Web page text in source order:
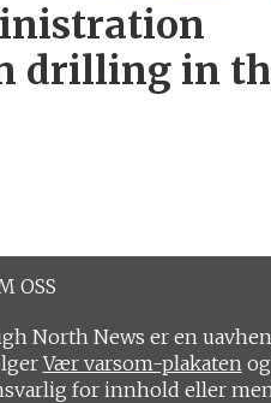
drilling in
OSS
North News er en
Vær varsom-plakaten
for innhold eller